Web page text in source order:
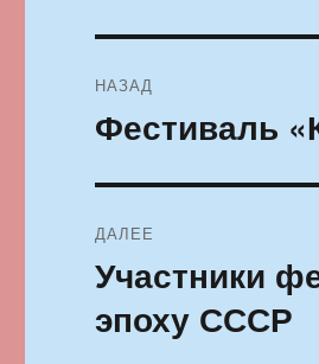
по
НАЗАД
Предыдущая
Фестиваль
ДАЛЕЕ
Следующая
Участники
эпоху СССР